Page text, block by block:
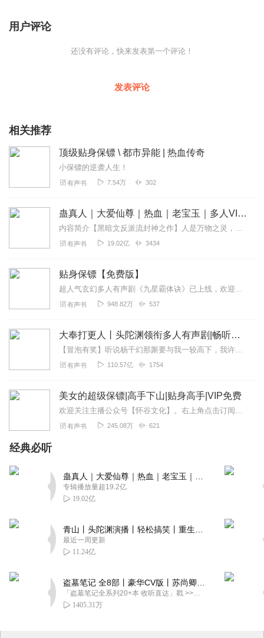
用户评论
还没有评论，快来发表第一个评论！
发表评论
相关推荐
顶级贴身保镖 \ 都市异能 | 热血传奇
小保镖的逆袭人生！
有声书 7.54万 302
蛊真人｜大爱仙尊｜热血｜老宝玉｜多人VIP免费有声剧
内容简介【黑暗文反派流封神之作】人是万物之灵，蛊是天地真精。一个穿越者不断重生的故事。一个养蛊、炼蛊、用蛊的奇特世界。配音组（男角色）老宝玉旁白...
有声书 19.02亿 3434
贴身保镖【免费版】
超人气玄幻多人有声剧《九星霸体诀》已上线，欢迎收听，点击此处即可跳转。孤儿出身的王阳，被师傅从小养到大，为了得到自由，王阳接下任务前往中州市。见到了雇主风行国际...
有声书 948.82万 537
大奉打更人丨头陀渊领衔多人有声剧|畅听全集|王鹤棣、田曦薇主演影视剧原著|卖报小郎君
【冒泡有奖】听说杨千幻那厮要与我一较高下，我许七安要开始装叉了！快进入声音播放页戳下方输入框，冒个泡偷偷告诉我，我要用哪些诗词才能胜过他？说得好的，有赏！202...
有声书 110.57亿 1754
美女的超级保镖|高手下山|贴身高手|VIP免费
欢迎关注主播公众号【怀谷文化】。右上角点击订阅，更新抢先听，关注主播，更多惊喜等你解锁！【内容简介】妖孽保镖进都市，面对风情万种的豪门大小姐，他说我不下地狱，谁...
有声书 245.08万 621
经典必听
专辑播放量超19.2亿
19.02亿
最近一周更新
11.24亿
「盗墓笔记全系列20+本 收听直达」戳 >>改编自南派三叔同名作品，腾讯音乐娱乐集团出品，冠声文化制作，...
1405.31万